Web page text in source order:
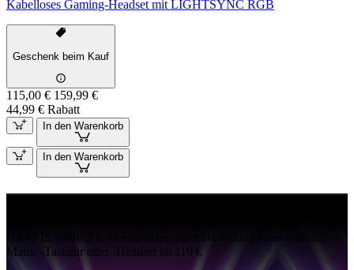
Kabelloses Gaming-Headset mit LIGHTSYNC RGB
Geschenk beim Kauf
115,00 € 159,99 €
44,99 € Rabatt
In den Warenkorb
In den Warenkorb
Maus, -Tastatur oder -Headset ab 119 €